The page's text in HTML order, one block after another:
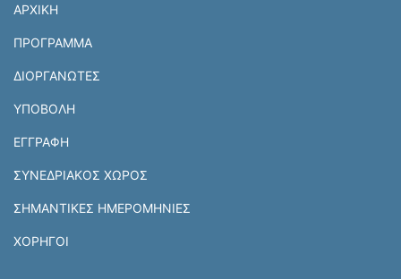
ΑΡΧΙΚΗ
ΠΡΟΓΡΑΜΜΑ
ΔΙΟΡΓΑΝΩΤΕΣ
ΥΠΟΒΟΛΗ
ΕΓΓΡΑΦΗ
ΣΥΝΕΔΡΙΑΚΟΣ ΧΩΡΟΣ
ΣΗΜΑΝΤΙΚΕΣ ΗΜΕΡΟΜΗΝΙΕΣ
ΧΟΡΗΓΟΙ